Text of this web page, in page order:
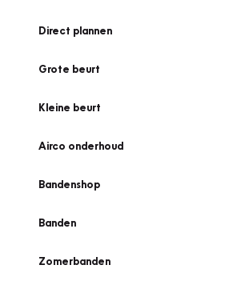
Direct plannen
Grote beurt
Kleine beurt
Airco onderhoud
Bandenshop
Banden
Zomerbanden